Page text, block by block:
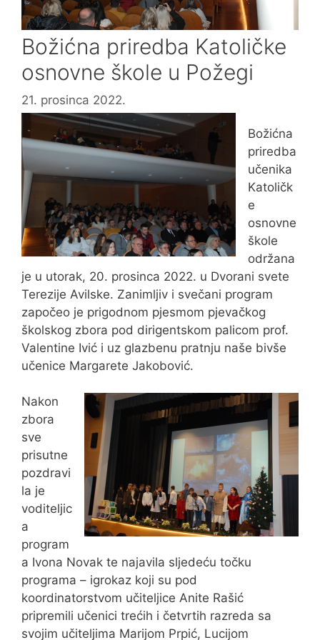
Božićna priredba Katoličke
osnovne škole u Požegi
21. prosinca 2022.
Božićna
priredba
učenika
Katoličk
e
osnovne
škole
održana
je u utorak, 20. prosinca 2022. u Dvorani svete
Terezije Avilske. Zanimljiv i svečani program
započeo je prigodnom pjesmom pjevačkog
školskog zbora pod dirigentskom palicom prof.
Valentine Ivić i uz glazbenu pratnju naše bivše
učenice Margarete Jakobović.
Nakon
zbora
sve
prisutne
pozdravi
la je
voditeljic
a
program
a Ivona Novak te najavila sljedeću točku
programa – igrokaz koji su pod
koordinatorstvom učiteljice Anite Rašić
pripremili učenici trećih i četvrtih razreda sa
svojim učiteljima Marijom Prpić, Lucijom